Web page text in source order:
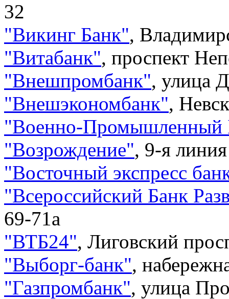
32
"Викинг Банк",
"Витабанк", проспект
"Внешпромбанк", улица
"Внешэкономбанк",
"Военно-Промышленный
"Возрождение", 9-я
"Восточный экспресс
"Всероссийский Банк
69-71а
"ВТБ24", Лиговский
"Выборг-банк",
"Газпромбанк", улица